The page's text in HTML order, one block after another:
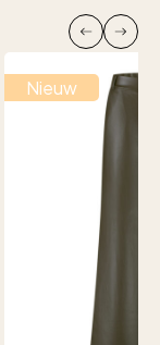
Nieuw